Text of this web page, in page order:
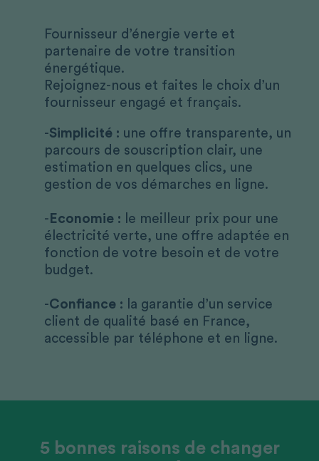
Fournisseur d’énergie verte et
partenaire de votre transition
énergétique.
Rejoignez-nous et faites le choix d’un
fournisseur engagé et français.
Simplicité : une offre transparente, un
parcours de souscription clair, une
estimation en quelques clics, une
gestion de vos démarches en ligne.
Economie : le meilleur prix pour une
électricité verte, une offre adaptée en
fonction de votre besoin et de votre
budget.
Confiance : la garantie d’un service
client de qualité basé en France,
accessible par téléphone et en ligne.
5 bonnes raisons de changer